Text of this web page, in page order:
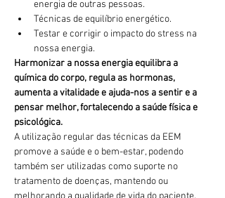
energia de outras pessoas.
Técnicas de equilíbrio energético.
Testar e corrigir o impacto do stress na
nossa energia.
Harmonizar a nossa energia equilibra a
química do corpo, regula as hormonas,
aumenta a vitalidade e ajuda-nos a sentir e a
pensar melhor, fortalecendo a saúde física e
psicológica.
A utilização regular das técnicas da EEM
promove a saúde e o bem-estar, podendo
também ser utilizadas como suporte no
tratamento de doenças, mantendo ou